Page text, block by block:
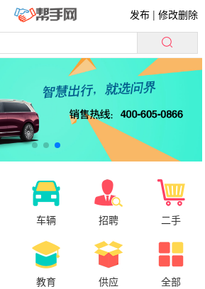
发布 |修改删除
车辆 招聘 二手
教育 供应 全部